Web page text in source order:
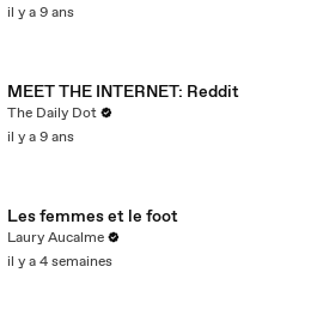
il y a 9 ans
MEET THE INTERNET: Reddit
The Daily Dot
il y a 9 ans
Les femmes et le foot
Laury Aucalme
il y a 4 semaines